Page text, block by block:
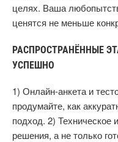
целях. Ваша
ценятся не меньше
РАСПРОСТРАНЁННЫЕ
УСПЕШНО
1) Онлайн-анкета и
продумайте, как
подход. 2) Техническое
решения, а не только